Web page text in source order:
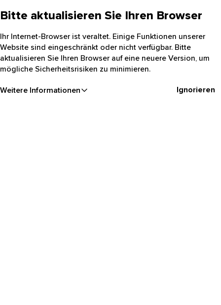
Bitte aktualisieren Sie Ihren Browser
Ihr Internet-Browser ist veraltet. Einige Funktionen unserer
Website sind eingeschränkt oder nicht verfügbar. Bitte
aktualisieren Sie Ihren Browser auf eine neuere Version, um
mögliche Sicherheitsrisiken zu minimieren.
Weitere Informationen Ignorieren